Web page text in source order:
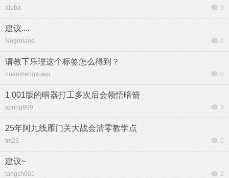
aluba 3
建议....
Negroland 0
请教下乐理这个标签怎么得到？
huanmengxuwu 0
1.001版的暗器打工多次后会领悟暗箭
spring999 3
25年阿九线雁门关大战会清零教学点
tnt23 0
建议~
tangch001 2